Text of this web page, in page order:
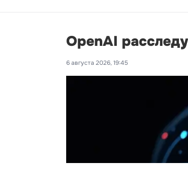
OpenAI
6 августа 2026, 19:45